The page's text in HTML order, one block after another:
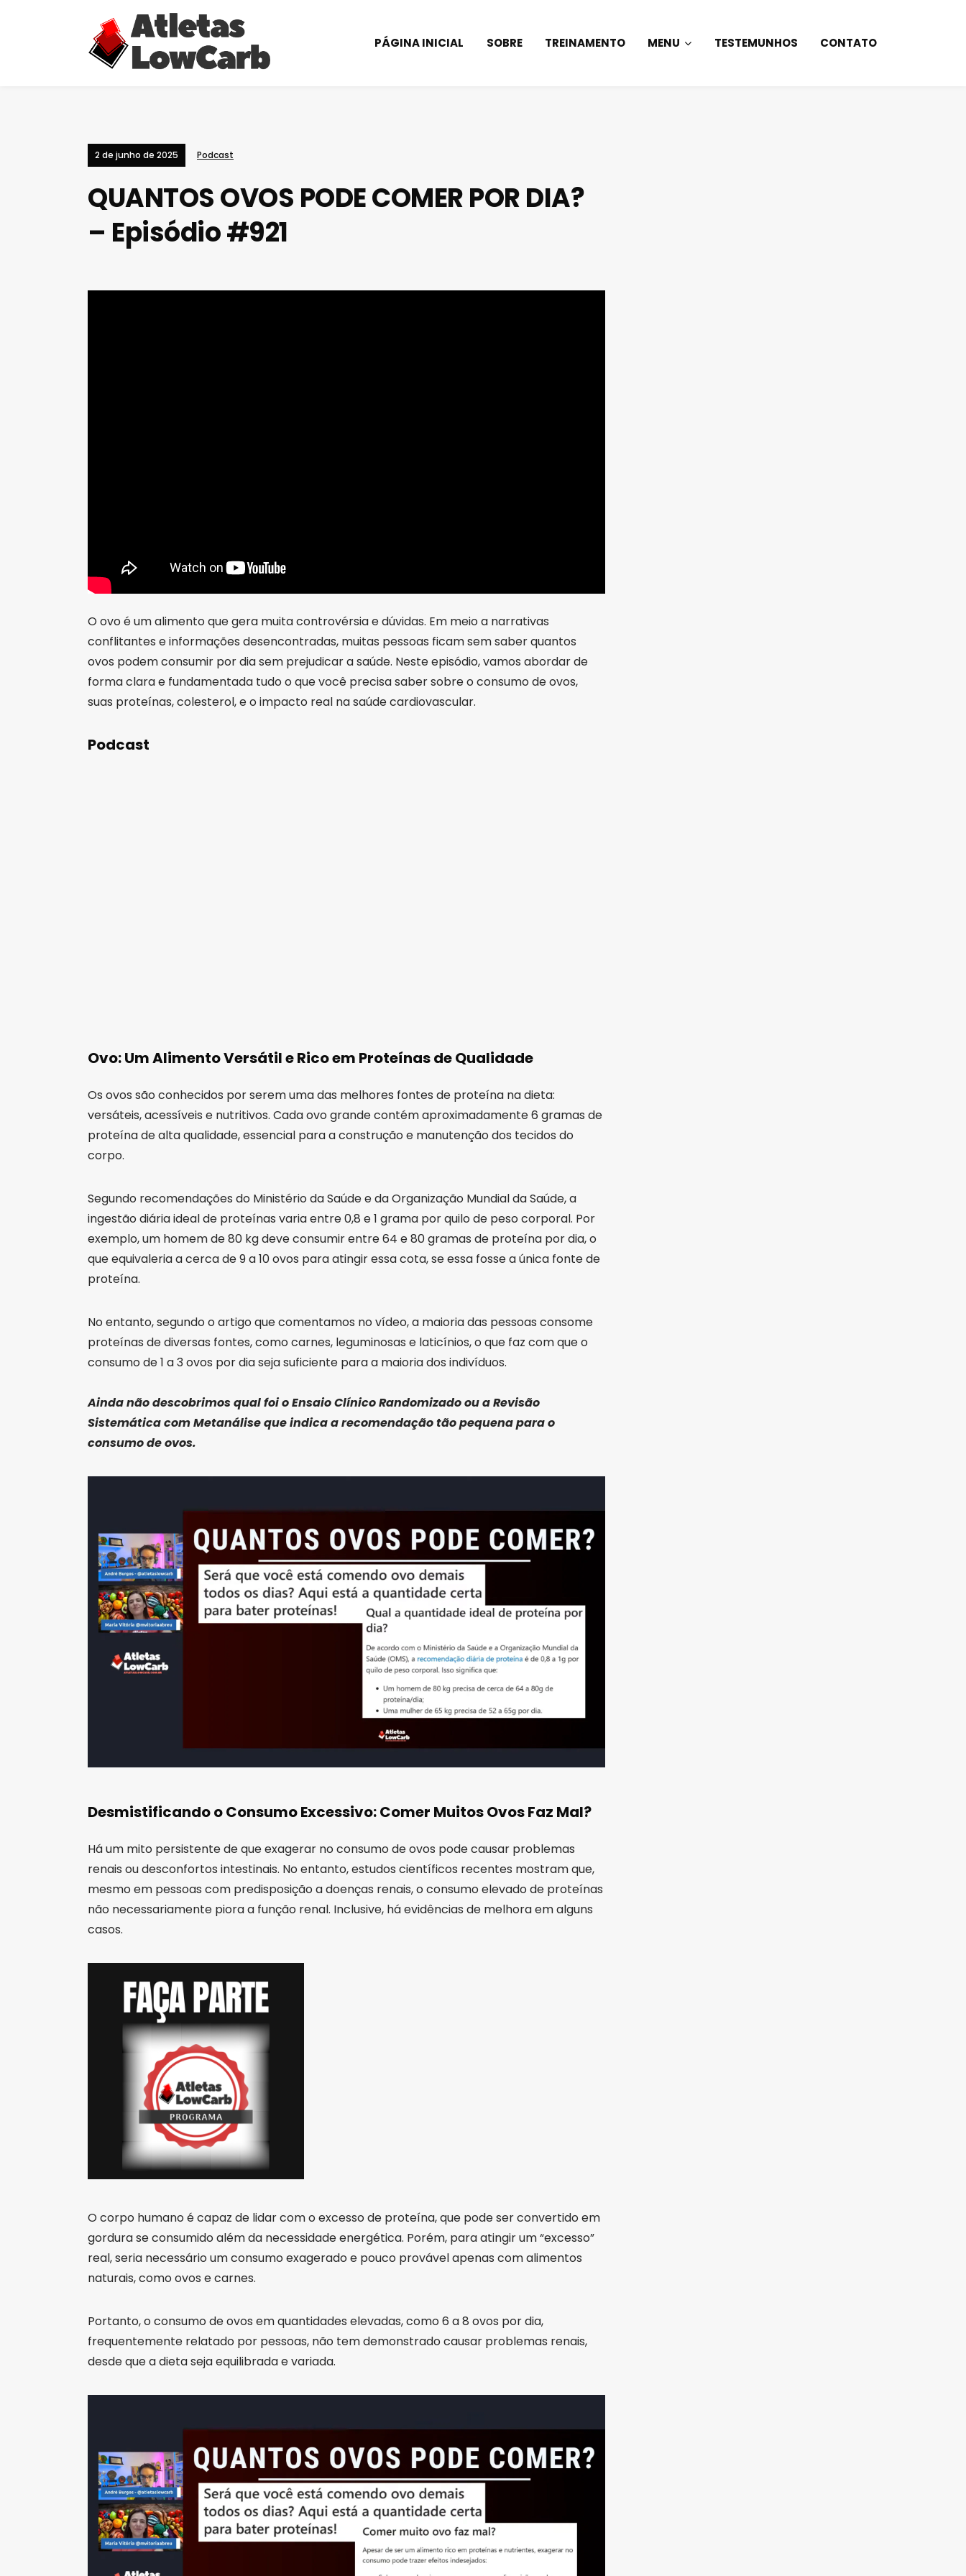
PÁGINA INICIAL SOBRE TREINAMENTO MENU TESTEMUNHOS CONTATO
2 de junho de 2025 Podcast
QUANTOS OVOS PODE COMER POR DIA?
– Episódio #921
O ovo é um alimento que gera muita controvérsia e dúvidas. Em meio a narrativas
conflitantes e informações desencontradas, muitas pessoas ficam sem saber quantos
ovos podem consumir por dia sem prejudicar a saúde. Neste episódio, vamos abordar de
forma clara e fundamentada tudo o que você precisa saber sobre o consumo de ovos,
suas proteínas, colesterol, e o impacto real na saúde cardiovascular.
Podcast
Ovo: Um Alimento Versátil e Rico em Proteínas de Qualidade
Os ovos são conhecidos por serem uma das melhores fontes de proteína na dieta:
versáteis, acessíveis e nutritivos. Cada ovo grande contém aproximadamente 6 gramas de
proteína de alta qualidade, essencial para a construção e manutenção dos tecidos do
corpo.
Segundo recomendações do Ministério da Saúde e da Organização Mundial da Saúde, a
ingestão diária ideal de proteínas varia entre 0,8 e 1 grama por quilo de peso corporal. Por
exemplo, um homem de 80 kg deve consumir entre 64 e 80 gramas de proteína por dia, o
que equivaleria a cerca de 9 a 10 ovos para atingir essa cota, se essa fosse a única fonte de
proteína.
No entanto, segundo o artigo que comentamos no vídeo, a maioria das pessoas consome
proteínas de diversas fontes, como carnes, leguminosas e laticínios, o que faz com que o
consumo de 1 a 3 ovos por dia seja suficiente para a maioria dos indivíduos.
Ainda não descobrimos qual foi o Ensaio Clínico Randomizado ou a Revisão
Sistemática com Metanálise que indica a recomendação tão pequena para o
consumo de ovos.
Desmistificando o Consumo Excessivo: Comer Muitos Ovos Faz Mal?
Há um mito persistente de que exagerar no consumo de ovos pode causar problemas
renais ou desconfortos intestinais. No entanto, estudos científicos recentes mostram que,
mesmo em pessoas com predisposição a doenças renais, o consumo elevado de proteínas
não necessariamente piora a função renal. Inclusive, há evidências de melhora em alguns
casos.
O corpo humano é capaz de lidar com o excesso de proteína, que pode ser convertido em
gordura se consumido além da necessidade energética. Porém, para atingir um “excesso”
real, seria necessário um consumo exagerado e pouco provável apenas com alimentos
naturais, como ovos e carnes.
Portanto, o consumo de ovos em quantidades elevadas, como 6 a 8 ovos por dia,
frequentemente relatado por pessoas, não tem demonstrado causar problemas renais,
desde que a dieta seja equilibrada e variada.